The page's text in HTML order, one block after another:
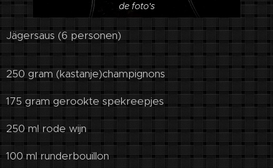
de foto's
Jägersaus (6 personen)
250 gram (kastanje)champignons
175 gram gerookte spekreepjes
250 ml rode wijn
100 ml runderbouillon